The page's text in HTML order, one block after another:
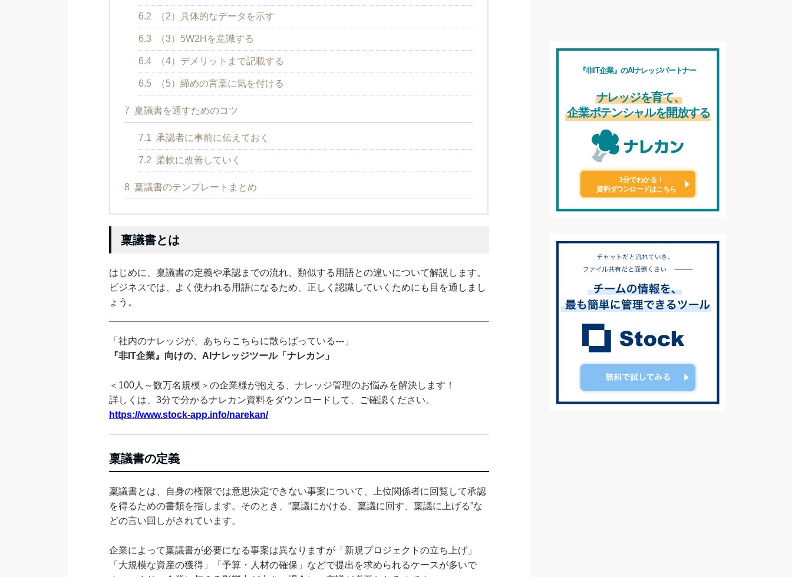
6.2 （2）具体的なデータを示す
6.3 （3）5W2Hを意識する
6.4 （4）デメリットまで記載する
6.5 （5）締めの言葉に気を付ける
7 稟議書を通すためのコツ
7.1 承認者に事前に伝えておく
7.2 柔軟に改善していく
8 稟議書のテンプレートまとめ
稟議書とは
はじめに、稟議書の定義や承認までの流れ、類似する用語との違いについて解説します。
ビジネスでは、よく使われる用語になるため、正しく認識していくためにも目を通しまし
ょう。
「社内のナレッジが、あちらこちらに散らばっている---」
『非IT企業』向けの、AIナレッジツール「ナレカン」
＜100人～数万名規模＞の企業様が抱える、ナレッジ管理のお悩みを解決します！
詳しくは、3分で分かるナレカン資料をダウンロードして、ご確認ください。
https://www.stock-app.info/narekan/
稟議書の定義
稟議書とは、自身の権限では意思決定できない事案について、上位関係者に回覧して承認
を得るための書類を指します。そのとき、“稟議にかける、稟議に回す、稟議に上げる”な
どの言い回しがされています。
企業によって稟議書が必要になる事案は異なりますが「新規プロジェクトの立ち上げ」
「大規模な資産の獲得」「予算・人材の確保」などで提出を求められるケースが多いで